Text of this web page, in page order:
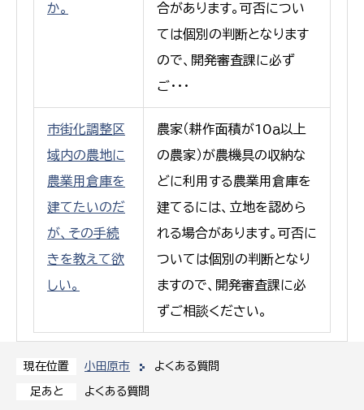
現在位置 小田原市 よくある質問
足あと よくある質問
か。
合があります。可否につい
ては個別の判断となります
ので、開発審査課に必ず
ご･･･
市街化調整区
域内の農地に
農業用倉庫を
建てたいのだ
が、その手続
きを教えて欲
しい。
農家（耕作面積が10ａ以上
の農家）が農機具の収納な
どに利用する農業用倉庫を
建てるには、立地を認めら
れる場合があります。可否に
ついては個別の判断となり
ますので、開発審査課に必
ずご相談ください。